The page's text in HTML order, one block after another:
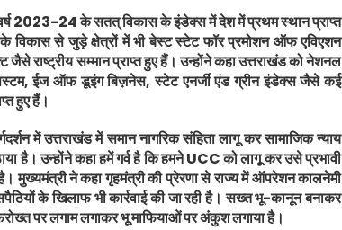
वर्ष 2023-24 के सतत् विकास के इंडेक्स में देश में प्रथम स्थान प्राप्त
से जुड़े क्षेत्रों में भी बेस्ट स्टेट फॉर प्रमोशन ऑफ एविएशन
राष्ट्रीय सम्मान प्राप्त हुए हैं। उन्होंने कहा उत्तराखंड को नेशनल
ईज ऑफ डूइंग बिज़नेस, स्टेट एनर्जी एंड ग्रीन इंडेक्स जैसे कई
हुए हैं।
में उत्तराखंड में समान नागरिक संहिता लागू कर सामाजिक न्याय
है। उन्होंने कहा हमें गर्व है कि हमने UCC को लागू कर उसे प्रभावी
मुख्यमंत्री ने कहा गृहमंत्री की प्रेरणा से राज्य में ऑपरेशन कालनेमी
के खिलाफ भी कार्रवाई की जा रही है। सख्त भू-कानून बनाकर
पर लगाम लगाकर भू माफियाओं पर अंकुश लगाया है।